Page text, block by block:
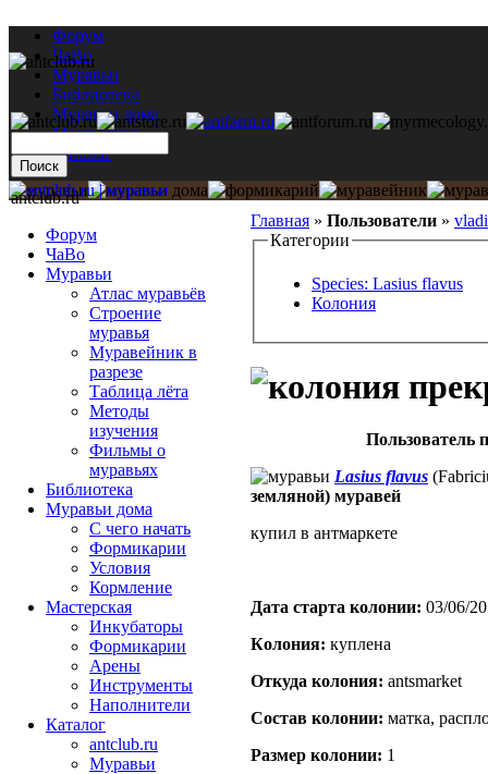
Форум
ЧаВо
Муравьи
Библиотека
Муравьи дома
Мастерская
Каталог
Главная » Пользователи »
Категории
Species: Lasius flavus
Колония
Пользователь
Lasius flavus
земляной) муравей
купил в антмаркете
Дата старта кoлонии: 03/06/
Кoлония: куплена
Откуда кoлония: antsmarket
Состав кoлонии: матка,
Размер кoлонии: 1
antclub.ru
Форум
ЧаВо
Муравьи
Атлас муравьёв
Строение
муравья
Муравейник в
разрезе
Таблица лёта
Методы
изучения
Фильмы о
муравьях
Библиотека
Муравьи дома
С чего начать
Формикарии
Условия
Кормление
Мастерская
Инкубаторы
Формикарии
Арены
Инструменты
Наполнители
Каталог
antclub.ru
Муравьи